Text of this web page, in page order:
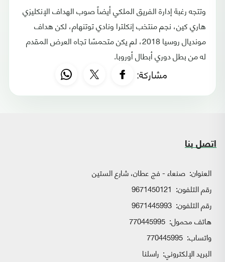
وتتجه رغبة إدارة الفريق الملكي أيضاً صوب الهداف الإنكليزي
هاري كين، نجم منتخب إنكلترا ونادي توتنهام، لكن هداف
مونديال روسيا 2018، لم يكن متحمسًا تجاه العرض المقدم
له من بطل دوري أبطال أوروبا.
مشاركة:
اتصل بنا
العنوان: صنعاء - فج عطان، شارع الستين
رقم التلفون: 9671450121
رقم التلفون: 9671445993
هاتف محمول: 770445995
واتساب:
البريد الإلكتروني: راسلنا